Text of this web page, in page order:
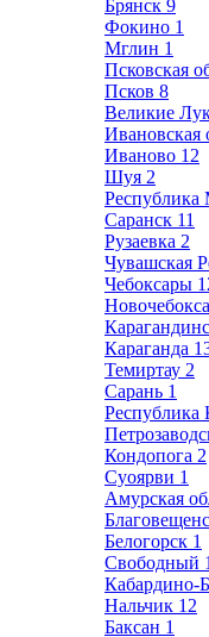
Брянск 9
Фокино 1
Мглин 1
Псковская
Псков 8
Великие
Ивановская
Иваново 12
Шуя 2
Республика
Саранск 11
Рузаевка 2
Чувашская
Чебоксары
Караганда
Темиртау 2
Сарань 1
Республика
Кондопога 2
Суоярви 1
Амурская
Белогорск 1
Свободный 1
Кабардино-
Нальчик 12
Баксан 1